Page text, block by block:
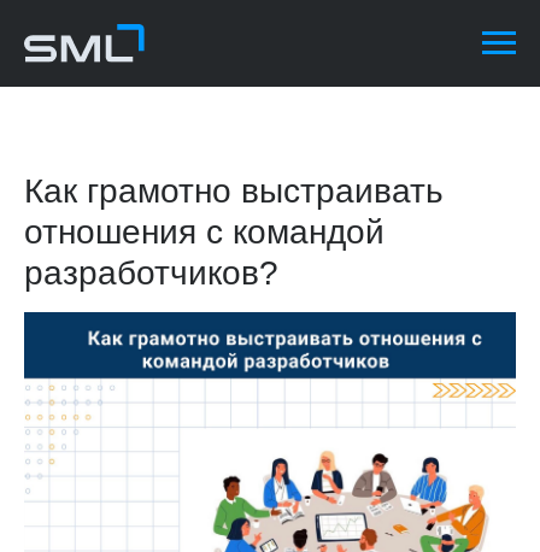
Как грамотно выстраивать
отношения с командой
разработчиков?